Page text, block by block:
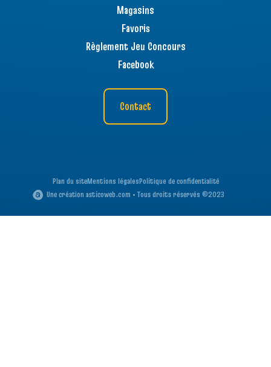
Magasins
Favoris
Règlement Jeu Concours
Facebook
Contact
Plan du siteMentions légalesPolitique de confidentialité
Une création asticoweb.com • Tous droits réservés ©2023